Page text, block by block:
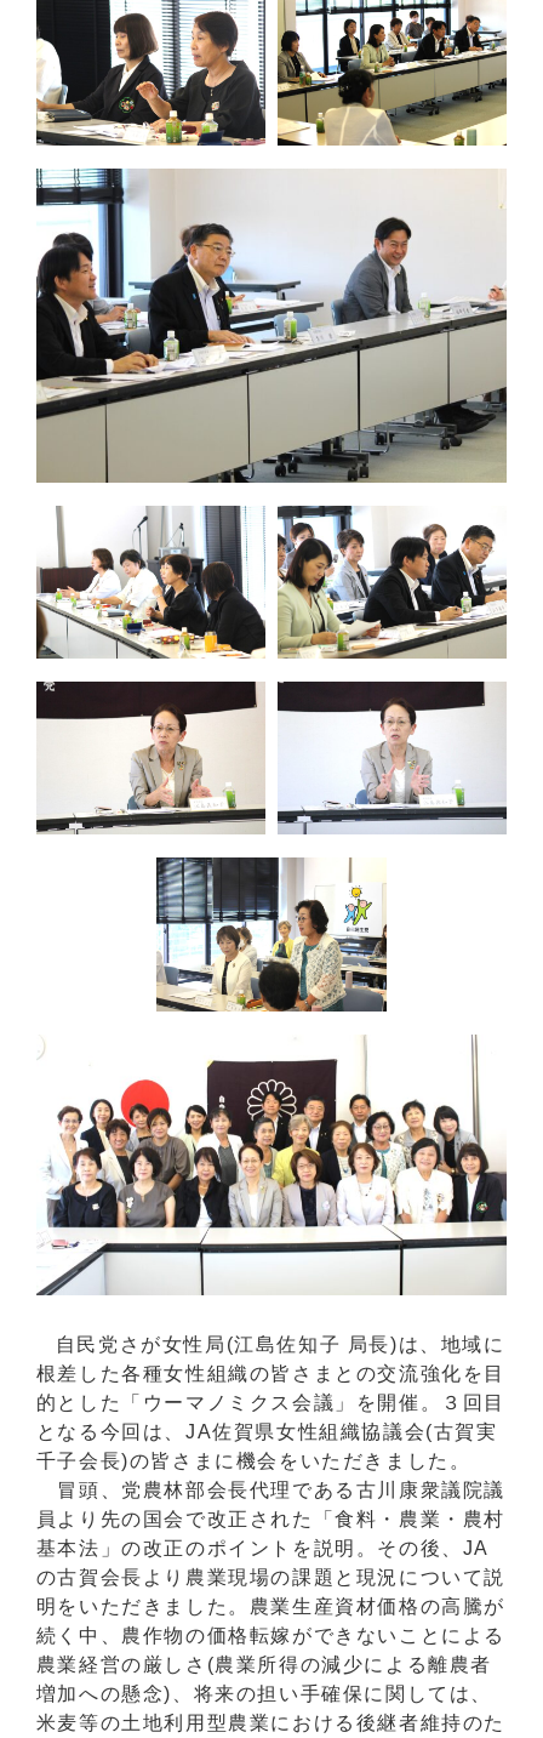
自民党さが女性局(江島佐知子 局長)は、地域に
根差した各種女性組織の皆さまとの交流強化を目
的とした「ウーマノミクス会議」を開催。３回目
となる今回は、JA佐賀県女性組織協議会(古賀実
千子会長)の皆さまに機会をいただきました。
冒頭、党農林部会長代理である古川康衆議院議
員より先の国会で改正された「食料・農業・農村
基本法」の改正のポイントを説明。その後、JA
の古賀会長より農業現場の課題と現況について説
明をいただきました。農業生産資材価格の高騰が
続く中、農作物の価格転嫁ができないことによる
農業経営の厳しさ(農業所得の減少による離農者
増加への懸念)、将来の担い手確保に関しては、
米麦等の土地利用型農業における後継者維持のた